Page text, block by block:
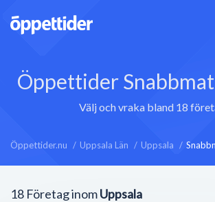
Öppettider
Välj och vraka bland 18
Öppettider.nu Uppsala Län Uppsala
18 Företag inomUppsala